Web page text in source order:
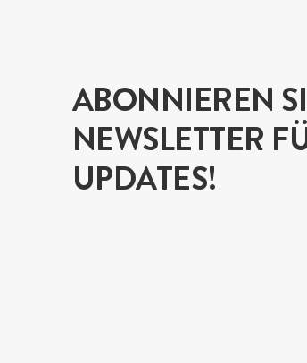
ABONNIEREN
NEWSLETTER
UPDATES!